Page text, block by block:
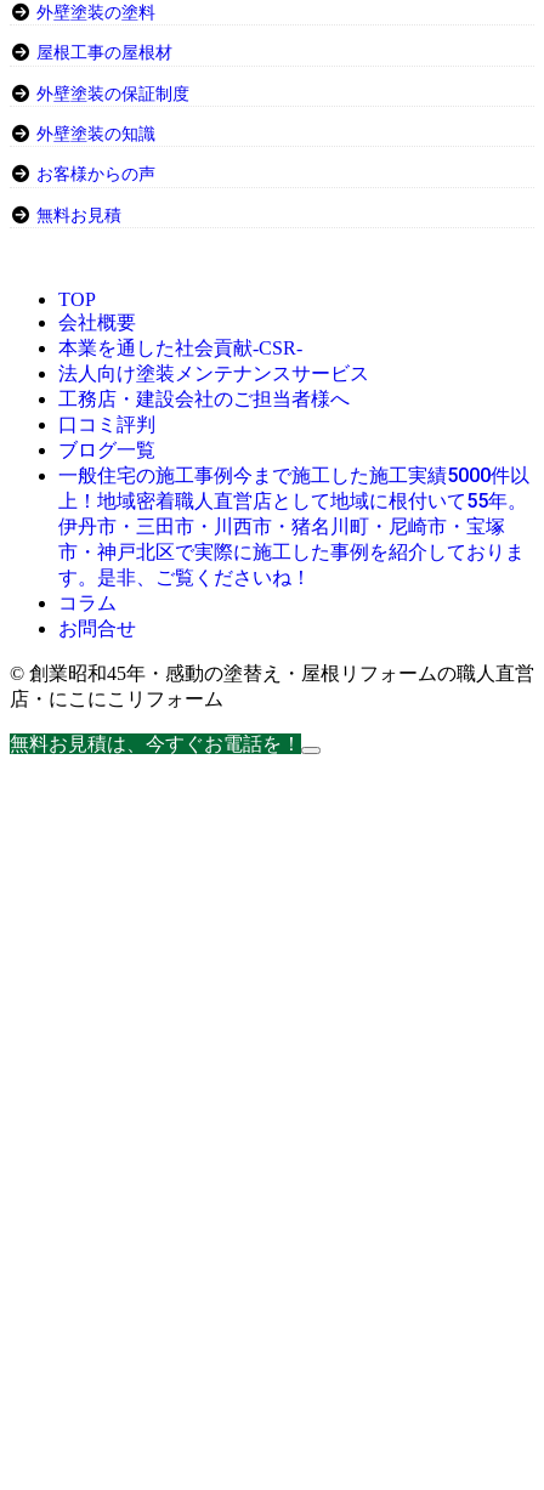
外壁塗装の塗料
屋根工事の屋根材
外壁塗装の保証制度
外壁塗装の知識
お客様からの声
無料お見積
TOP
会社概要
本業を通した社会貢献-CSR-
法人向け塗装メンテナンスサービス
工務店・建設会社のご担当者様へ
口コミ評判
ブログ一覧
一般住宅の施工事例今まで施工した施工実績5000件以
上！地域密着職人直営店として地域に根付いて55年。
伊丹市・三田市・川西市・猪名川町・尼崎市・宝塚
市・神戸北区で実際に施工した事例を紹介しておりま
す。是非、ご覧くださいね！
コラム
お問合せ
© 創業昭和45年・感動の塗替え・屋根リフォームの職人直営
店・にこにこリフォーム
無料お見積は、今すぐお電話を！